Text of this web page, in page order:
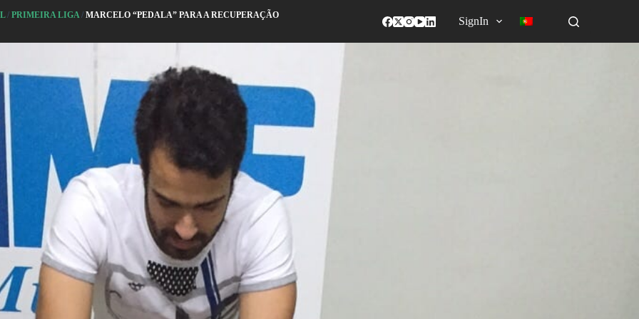
/PRIMEIRA LIGA /MARCELO “PEDALA” PARA A RECUPERAÇÃO
SignIn